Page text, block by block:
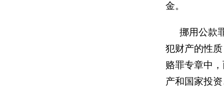
金。
挪用公款
犯财产的性
赂罪专章中
产和国家投